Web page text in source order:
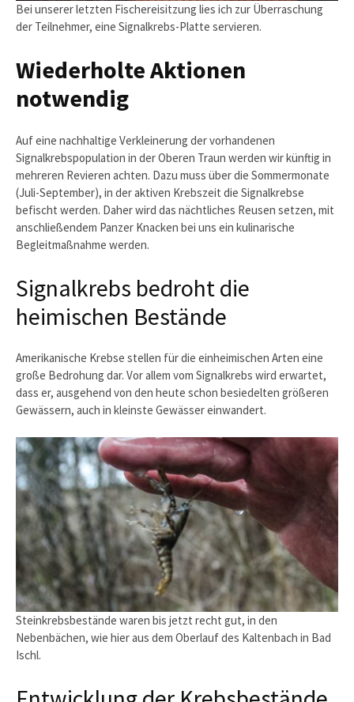
Bei unserer letzten Fischereisitzung lies ich zur Überraschung
der Teilnehmer, eine Signalkrebs-Platte servieren.
Wiederholte Aktionen
notwendig
Auf eine nachhaltige Verkleinerung der vorhandenen
Signalkrebspopulation in der Oberen Traun werden wir künftig in
mehreren Revieren achten. Dazu muss über die Sommermonate
(Juli-September), in der aktiven Krebszeit die Signalkrebse
befischt werden. Daher wird das nächtliches Reusen setzen, mit
anschließendem Panzer Knacken bei uns ein kulinarische
Begleitmaßnahme werden.
Signalkrebs bedroht die
heimischen Bestände
Amerikanische Krebse stellen für die einheimischen Arten eine
große Bedrohung dar. Vor allem vom Signalkrebs wird erwartet,
dass er, ausgehend von den heute schon besiedelten größeren
Gewässern, auch in kleinste Gewässer einwandert.
Steinkrebsbestände waren bis jetzt recht gut, in den
Nebenbächen, wie hier aus dem Oberlauf des Kaltenbach in Bad
Ischl.